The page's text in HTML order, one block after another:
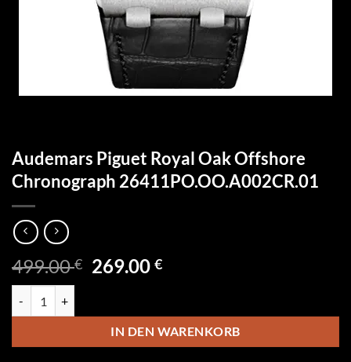
Audemars Piguet Royal Oak Offshore
Chronograph 26411PO.OO.A002CR.01
499.00€ Ursprünglicher
499.00 €
269.00€Aktueller
269.00 €.
IN DEN WARENKORB